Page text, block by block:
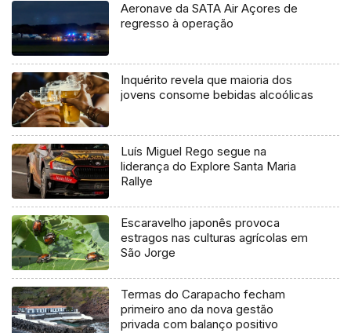
Aeronave da SATA Air Açores de
regresso à operação
Inquérito revela que maioria dos
jovens consome bebidas alcoólicas
Luís Miguel Rego segue na
liderança do Explore Santa Maria
Rallye
Escaravelho japonês provoca
estragos nas culturas agrícolas em
São Jorge
Termas do Carapacho fecham
primeiro ano da nova gestão
privada com balanço positivo